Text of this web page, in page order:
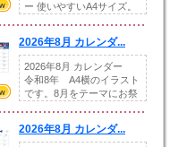
ー 使いやすいA4サイズ。
2026年8月 カレンダ...
2026年8月 カレンダー
令和8年 A4横のイラスト
です。8月をテーマにお祭
2026年8月 カレンダ...